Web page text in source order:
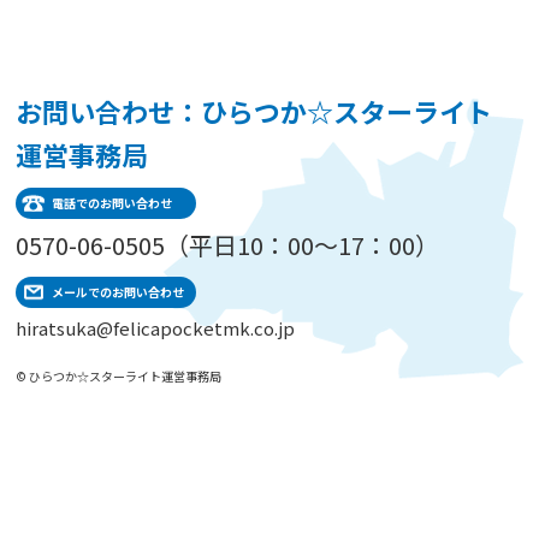
お問い合わせ：ひらつか☆スターライト
運営事務局
電話でのお問い合わせ
0570-06-0505（平日10：00～17：00）
メールでのお問い合わせ
hiratsuka@felicapocketmk.co.jp
© ひらつか☆スターライト運営事務局